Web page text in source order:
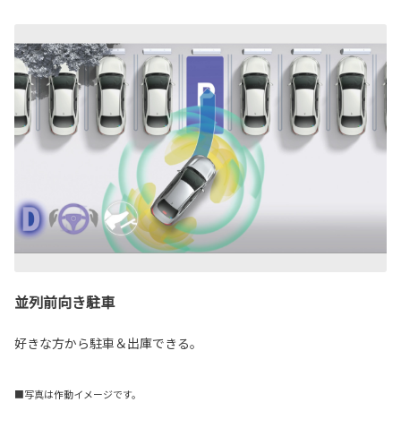
並列前向き駐車
好きな方から駐車＆出庫できる。
■写真は作動イメージです。